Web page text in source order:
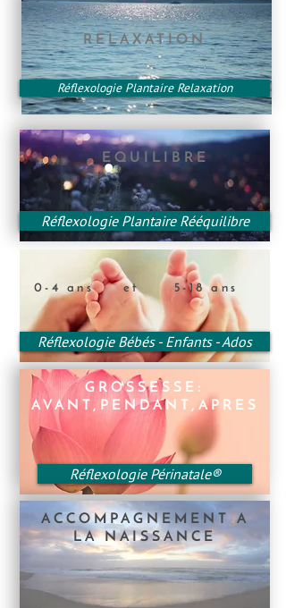
RELAXATION
Réflexologie Plantaire Relaxation
Réflexologie Plantaire Rééquilibre
EQUILIBRE
Réflexologie Bébés - Enfants - Ados
0-4 ans et 5-18 ans
GROSSESSE:
AVANT,PENDANT,APRES
Réflexologie Périnatale®
ACCOMPAGNEMENT A
LA NAISSANCE